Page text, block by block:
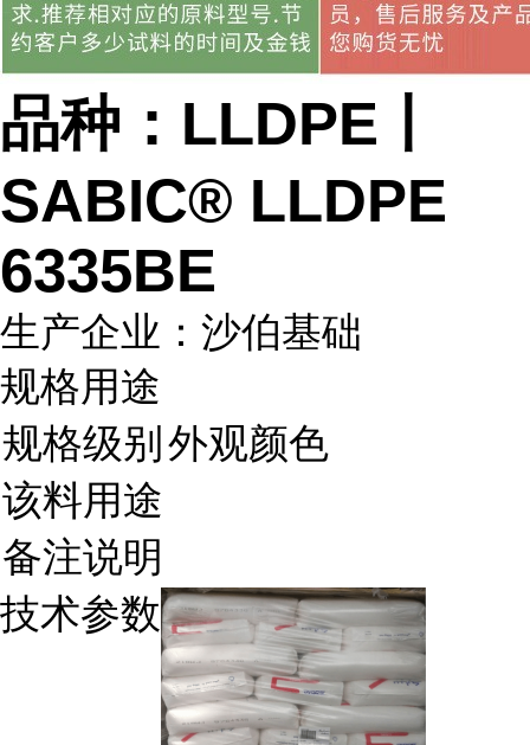
品种：LLDPE丨
SABIC® LLDPE
6335BE
生产企业：沙伯基础
规格用途
规格级别 外观颜色
该料用途
备注说明
技术参数